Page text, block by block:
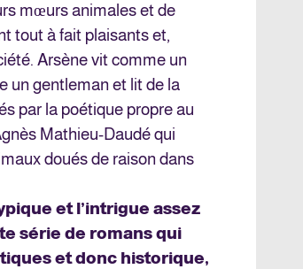
mœurs animales et de
tout à fait plaisants et,
Arsène vit comme un
un gentleman et lit de la
par la poétique propre au
Mathieu-Daudé qui
doués de raison dans
et l’intrigue assez
série de romans qui
et donc historique,